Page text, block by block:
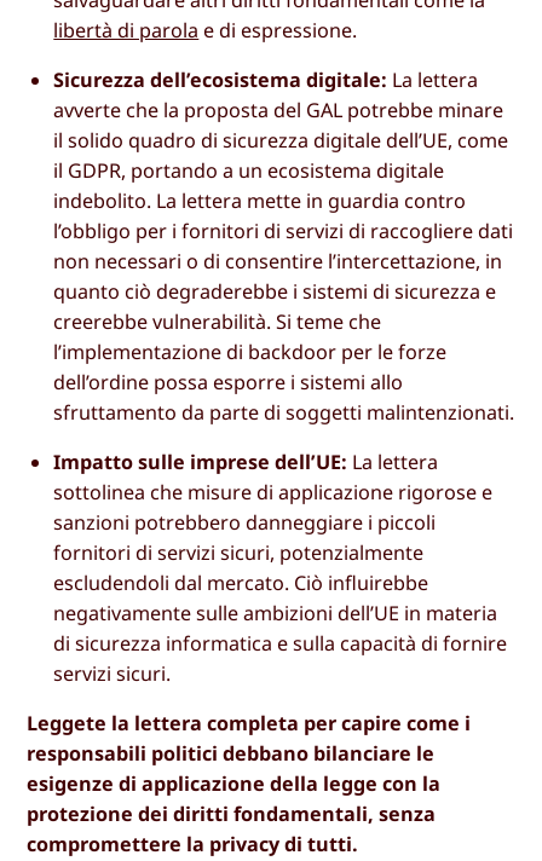
libertà di parola e di espressione.
Sicurezza dell’ecosistema digitale: La lettera
avverte che la proposta del GAL potrebbe minare
il solido quadro di sicurezza digitale dell’UE, come
il GDPR, portando a un ecosistema digitale
indebolito. La lettera mette in guardia contro
l’obbligo per i fornitori di servizi di raccogliere dati
non necessari o di consentire l’intercettazione, in
quanto ciò degraderebbe i sistemi di sicurezza e
creerebbe vulnerabilità. Si teme che
l’implementazione di backdoor per le forze
dell’ordine possa esporre i sistemi allo
sfruttamento da parte di soggetti malintenzionati.
Impatto sulle imprese dell’UE: La lettera
sottolinea che misure di applicazione rigorose e
sanzioni potrebbero danneggiare i piccoli
fornitori di servizi sicuri, potenzialmente
escludendoli dal mercato. Ciò influirebbe
negativamente sulle ambizioni dell’UE in materia
di sicurezza informatica e sulla capacità di fornire
servizi sicuri.
Leggete la lettera completa per capire come i
responsabili politici debbano bilanciare le
esigenze di applicazione della legge con la
protezione dei diritti fondamentali, senza
compromettere la privacy di tutti.